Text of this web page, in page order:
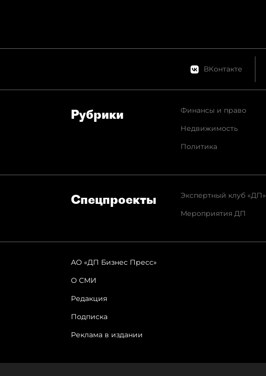
ВКонтакте
Рубрики
Финансы и право
Недвижимость
Политика
Спец­проекты
Экспертный клуб «ДП»
Мероприятия ДП
АО «ДП Бизнес Пресс»
О СМИ
Редакция
Подписка
Реклама в издании